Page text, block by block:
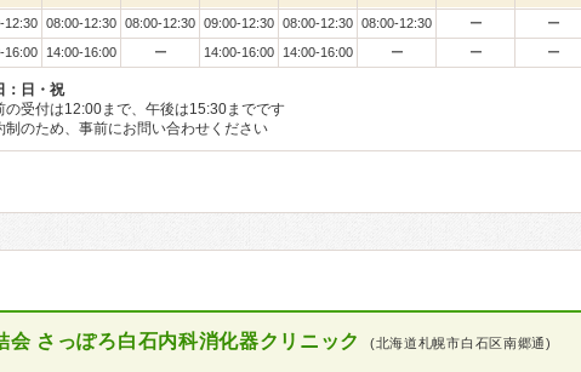
12:30 08:00-12:30 08:00-12:30 09:00-12:30 08:00-12:30 08:00-12:30 ー
ー
16:00
14:00-16:00 ー 14:00-16:00 14:00-16:00 ー ー ー
：日・祝
受付は12:00まで、午後は15:30までです
のため、事前にお問い合わせください
会 さっぽろ白石内科消化器クリニック (北海道札幌市白石区南郷通)